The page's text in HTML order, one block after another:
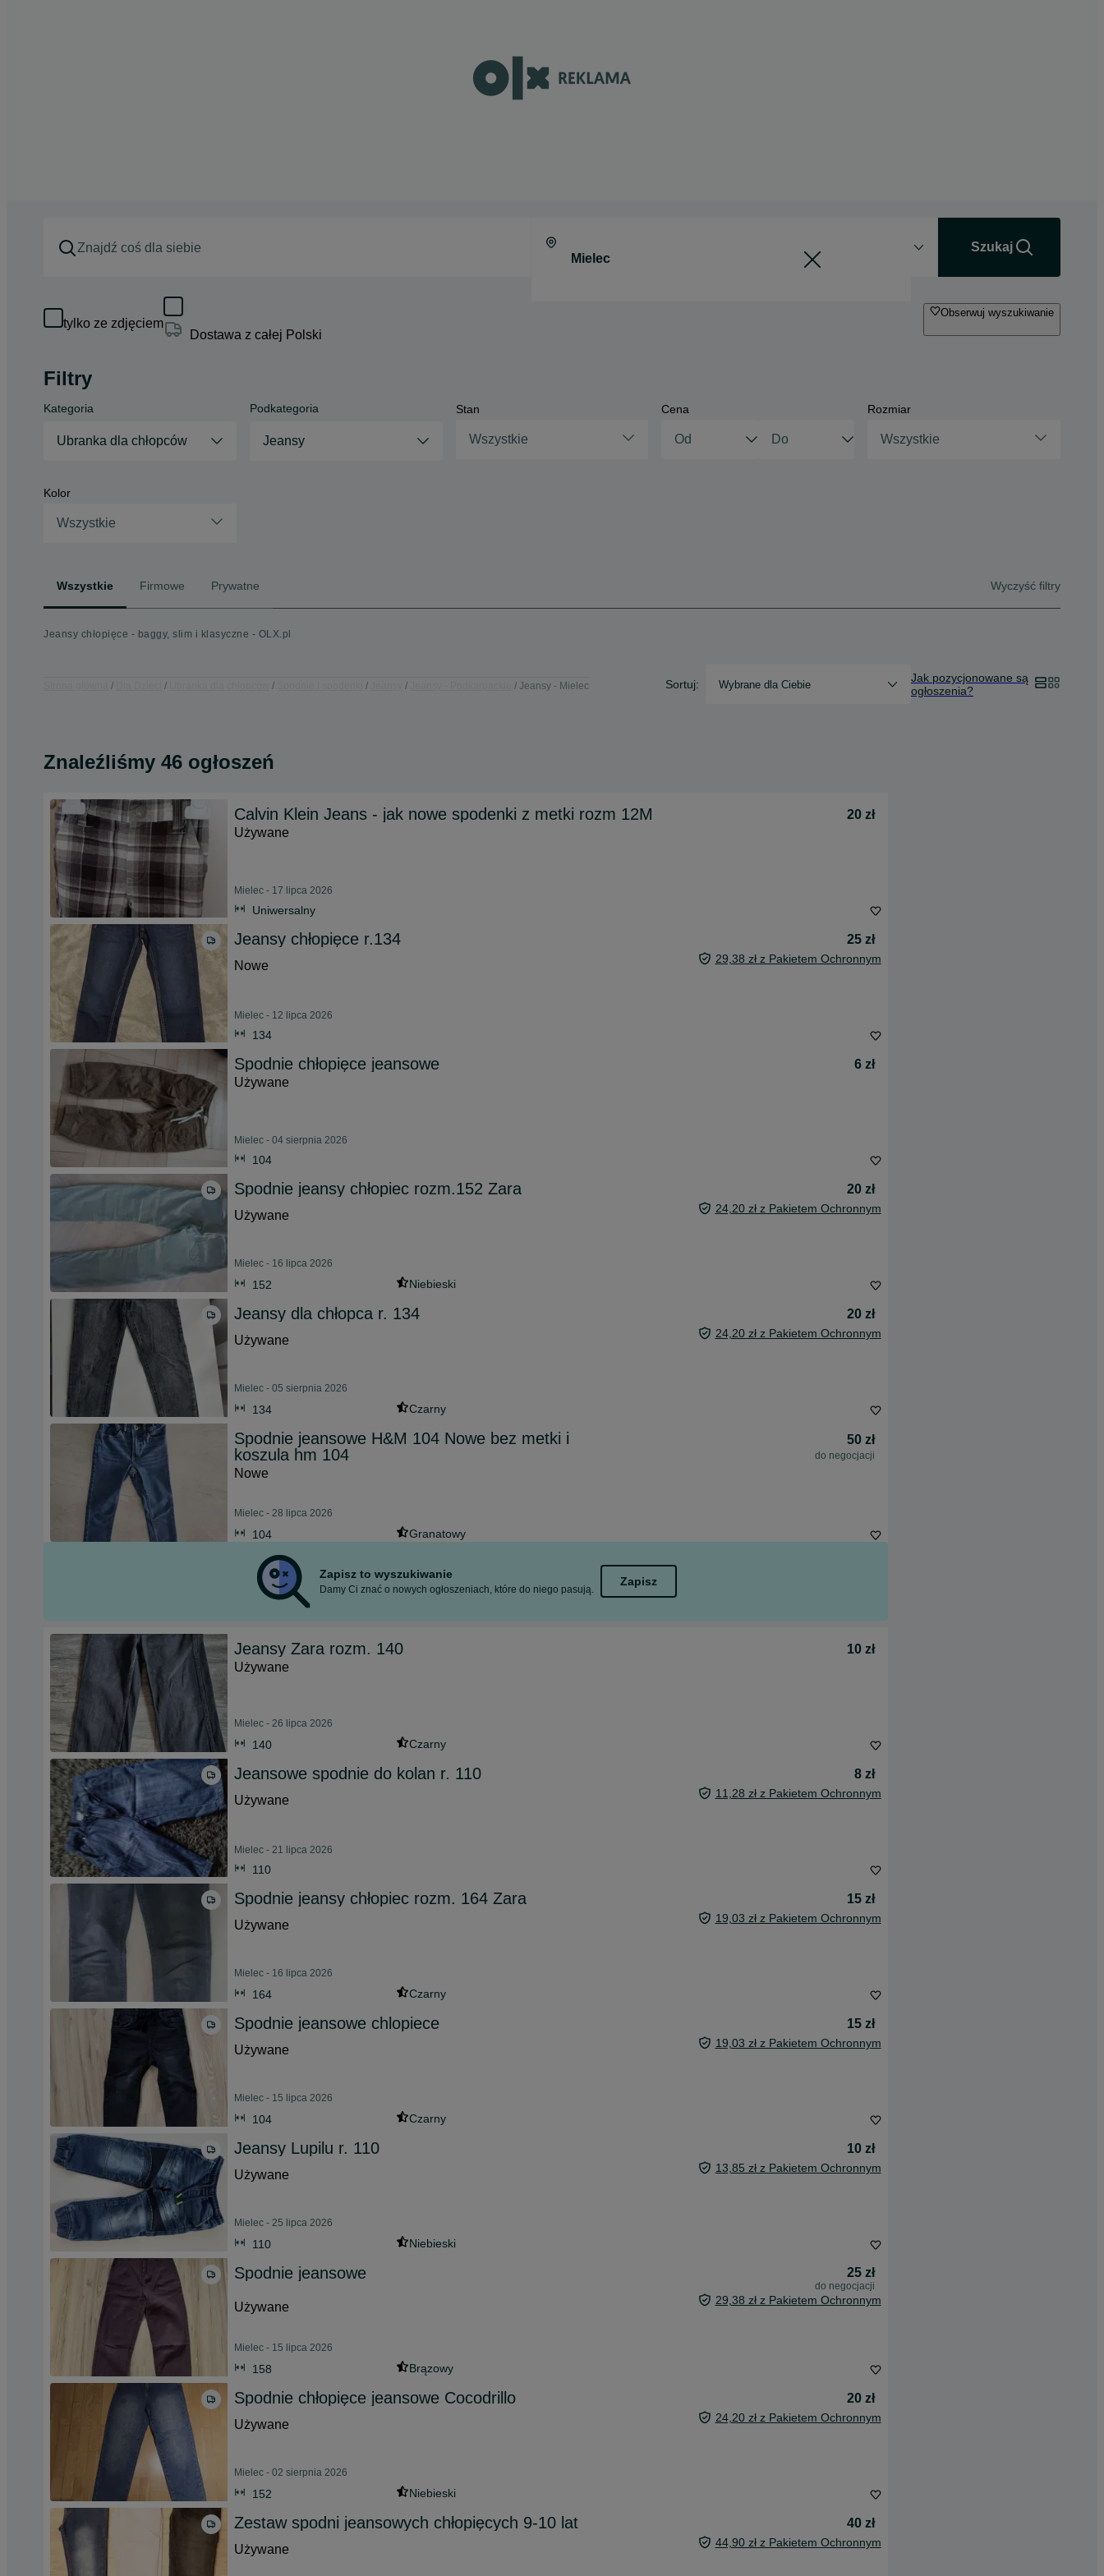
Szukaj
tylko ze zdjęciem
Dostawa z całej Polski
Obserwuj wyszukiwanie
Filtry
Kategoria
Ubranka dla chłopców
Podkategoria
Jeansy
Stan
Wszystkie
Cena Rozmiar
Wszystkie
Kolor
Wszystkie
Wszystkie Firmowe Prywatne Wyczyść filtry
Jeansy chłopięce - baggy, slim i klasyczne - OLX.pl
Jeansy - Mielec Sortuj: Wybrane dla Ciebie
Jak pozycjonowane są
ogłoszenia?
Znaleźliśmy 46 ogłoszeń
Calvin Klein Jeans - jak nowe spodenki z metki rozm 12M
20 zł
Używane
Mielec - 17 lipca 2026
Uniwersalny
Jeansy chłopięce r.134
25 zł
Nowe
29,38 zł z Pakietem Ochronnym
Mielec - 12 lipca 2026
134
Spodnie chłopięce jeansowe
6 zł
Używane
Mielec - 04 sierpnia 2026
104
Spodnie jeansy chłopiec rozm.152 Zara
20 zł
Używane
24,20 zł z Pakietem Ochronnym
Mielec - 16 lipca 2026
152 Niebieski
Jeansy dla chłopca r. 134
20 zł
Używane
24,20 zł z Pakietem Ochronnym
Mielec - 05 sierpnia 2026
134 Czarny
Spodnie jeansowe H&M 104 Nowe bez metki i
koszula hm 104
50 zł
do negocjacji
Nowe
Mielec - 28 lipca 2026
104 Granatowy
Zapisz to wyszukiwanie
Damy Ci znać o nowych ogłoszeniach, które do niego pasują.
Zapisz
Jeansy Zara rozm. 140
10 zł
Używane
Mielec - 26 lipca 2026
140 Czarny
Jeansowe spodnie do kolan r. 110
8 zł
Używane
11,28 zł z Pakietem Ochronnym
Mielec - 21 lipca 2026
110
Spodnie jeansy chłopiec rozm. 164 Zara
15 zł
Używane
19,03 zł z Pakietem Ochronnym
Mielec - 16 lipca 2026
164 Czarny
Spodnie jeansowe chlopiece
15 zł
Używane
19,03 zł z Pakietem Ochronnym
Mielec - 15 lipca 2026
104 Czarny
Jeansy Lupilu r. 110
10 zł
Używane
13,85 zł z Pakietem Ochronnym
Mielec - 25 lipca 2026
110 Niebieski
Spodnie jeansowe 25 zł
do negocjacji
Używane 29,38 zł z Pakietem Ochronnym
Mielec - 15 lipca 2026
158 Brązowy
Spodnie chłopięce jeansowe Cocodrillo
20 zł
Używane
24,20 zł z Pakietem Ochronnym
Mielec - 02 sierpnia 2026
152 Niebieski
Zestaw spodni jeansowych chłopięcych 9-10 lat
40 zł
Używane
44,90 zł z Pakietem Ochronnym